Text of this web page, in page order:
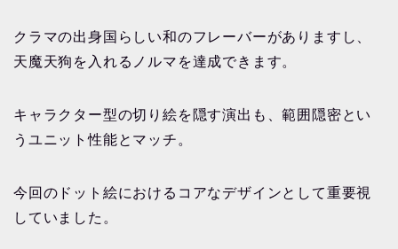
クラマの出身国らしい和のフレーバーがありますし、
天魔天狗を入れるノルマを達成できます。
キャラクター型の切り絵を隠す演出も、範囲隠密とい
うユニット性能とマッチ。
今回のドット絵におけるコアなデザインとして重要視
していました。